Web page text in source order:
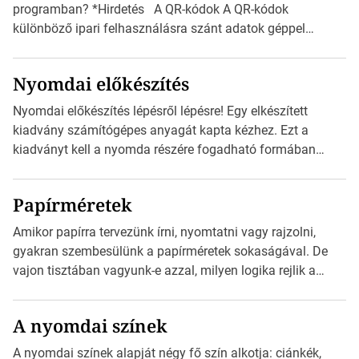
programban? *Hirdetés A QR-kódok A QR-kódok
különböző ipari felhasználásra szánt adatok géppel
okostelefonjára telepíthet egy QR-kód-leolvasó
alkalmazást, ami leolvasni és dekódolni képes az URL-
információt és átirányítja a telefon böngészőjét a cég
weblapjára. A QR-kód beolvasása után a felhasználó
Nyomdai előkészítés
Nyomdai előkészítés lépésről lépésre! Egy elkészített
kiadvány számítógépes anyagát kapta kézhez. Ezt a
kiadványt kell a nyomda részére fogadható formában
Illustratorban készült vektorgrafika. *Hirdetés Minden
esetben konzultáljunk a nyomdával, mielőtt elkezdjük a
nyomdai előkészítést!Nehogy az elkészült munka után
derüljön ki, hogy valamit másképp kellett volna csinálni! […]
Papírméretek
Amikor papírra tervezünk írni, nyomtatni vagy rajzolni,
gyakran szembesülünk a papírméretek sokaságával. De
vajon tisztában vagyunk-e azzal, milyen logika rejlik a
*Hirdetés Ebben a cikkben a papírméretek izgalmas
világába kalauzolunk el téged, hogy jobban megértsd,
A nyomdai színek
A nyomdai színek alapját négy fő szín alkotja: ciánkék,